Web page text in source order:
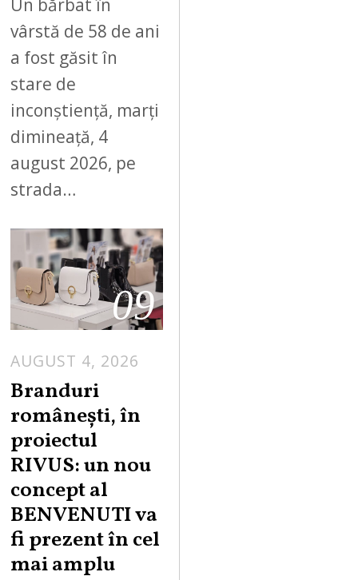
Un bărbat în
vârstă de 58 de ani
a fost găsit în
stare de
inconștiență, marți
dimineață, 4
august 2026, pe
strada…
09
AUGUST 4, 2026
Branduri
românești, în
proiectul
RIVUS: un nou
concept al
BENVENUTI va
fi prezent în cel
mai amplu